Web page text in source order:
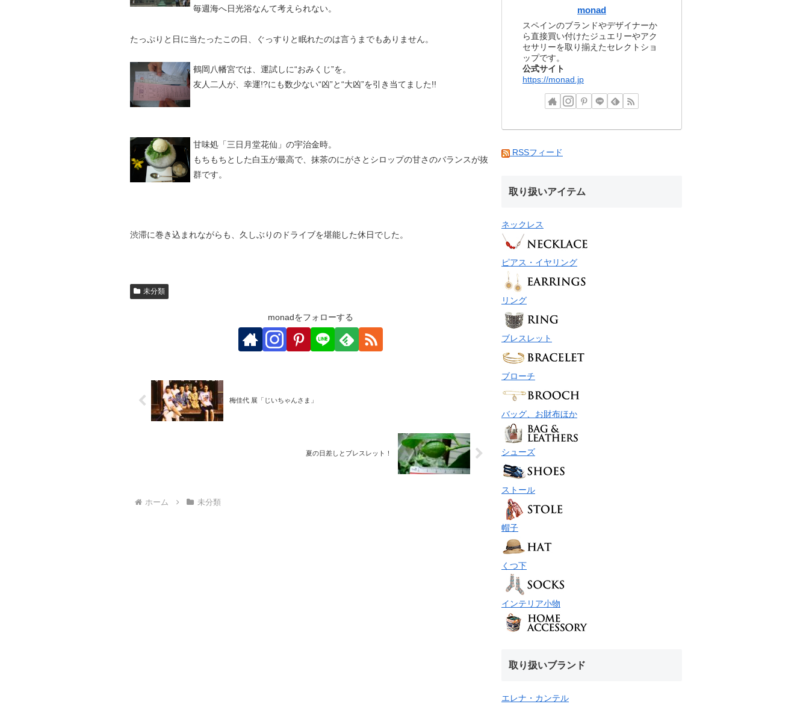
毎週海へ日光浴なんて考えられない。
たっぷりと日に当たったこの日、ぐっすりと眠れたのは言うまでもありません。
鶴岡八幡宮では、運試しに“おみくじ”を。
友人二人が、幸運!?にも数少ない“凶”と“大凶”を引き当てました!!
甘味処「三日月堂花仙」の宇治金時。
もちもちとした白玉が最高で、抹茶のにがさとシロップの甘さのバランスが抜
群です。
渋滞に巻き込まれながらも、久しぶりのドライブを堪能した休日でした。
未分類
monadをフォローする
梅佳代 展「じいちゃんさま」
夏の日差しとブレスレット！
ホーム 未分類
monad
スペインのブランドやデザイナーか
ら直接買い付けたジュエリーやアク
セサリーを取り揃えたセレクトショ
ップです。
公式サイト
https://monad.jp
RSSフィード
取り扱いアイテム
ネックレス
ピアス・イヤリング
リング
ブレスレット
ブローチ
バッグ、お財布ほか
シューズ
ストール
帽子
くつ下
インテリア小物
取り扱いブランド
エレナ・カンテル